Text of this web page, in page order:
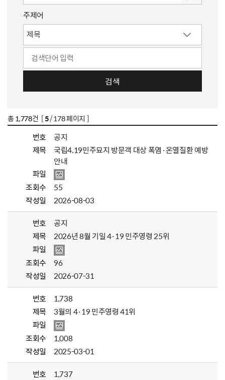
주제어
검색
총 1,778건 [5/ 178 페이지 ]
번호
공지
제목
국립4.19민주묘지 방문객 대상 폭염·온열질환 예방
안내
파일
조회수
55
작성일
2026-08-03
번호
공지
제목
2026년 8월 기일 4·19 민주영령 25위
파일
조회수
96
작성일
2026-07-31
번호
1,738
제목
3월의 4·19 민주영령 41위
파일
조회수
1,008
작성일
2025-03-01
번호
1,737